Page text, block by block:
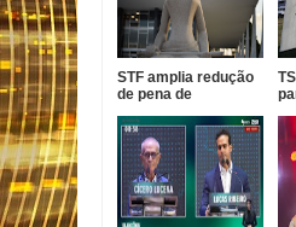
STF amplia redução
de pena de
janeiro